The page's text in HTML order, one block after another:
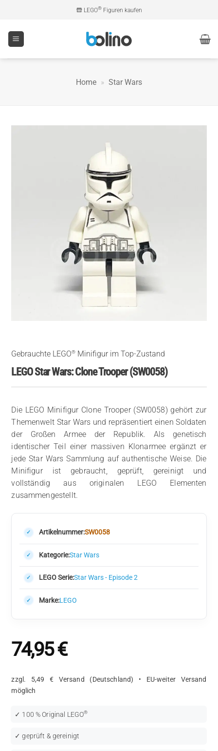
springen
LEGO®Figuren kaufen
Home » Star Wars
Gebrauchte LEGO® Minifigur im Top-Zustand
LEGO Star Wars: Clone Trooper (SW0058)
Die LEGO Minifigur Clone Trooper (SW0058) gehört zur
Themenwelt Star Wars und repräsentiert einen Soldaten
der Großen Armee der Republik. Als genetisch
identischer Teil einer massiven Klonarmee ergänzt er
jede Star Wars Sammlung auf authentische Weise. Die
Minifigur ist gebraucht, geprüft, gereinigt und
vollständig aus originalen LEGO Elementen
zusammengestellt.
Artikelnummer:SW0058
Kategorie:Star Wars
LEGO Serie:Star Wars - Episode 2
Marke:LEGO
74,95€
zzgl. 5,49 € Versand (Deutschland) • EU-weiter Versand
möglich
✓ 100 % Original LEGO®
✓ geprüft & gereinigt